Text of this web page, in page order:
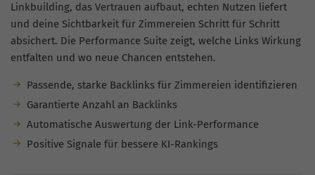
Linkbuilding, das Vertrauen aufbaut, echten Nutzen liefert
und deine Sichtbarkeit für Zimmereien Schritt für Schritt
absichert. Die Performance Suite zeigt, welche Links Wirkung
entfalten und wo neue Chancen entstehen.
Passende, starke Backlinks für Zimmereien identifizieren
Garantierte Anzahl an Backlinks
Automatische Auswertung der Link-Performance
Positive Signale für bessere KI-Rankings